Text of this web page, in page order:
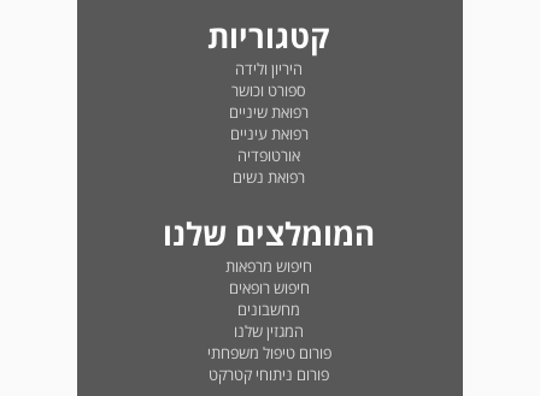
קטגוריות
היריון ולידה
ספורט וכושר
רפואת שיניים
רפואת עיניים
אורטופדיה
רפואת נשים
המומלצים שלנו
חיפוש מרפאות
חיפוש רופאים
מחשבונים
המגזין שלנו
פורום טיפול משפחתי
פורום ניתוחי קטרקט